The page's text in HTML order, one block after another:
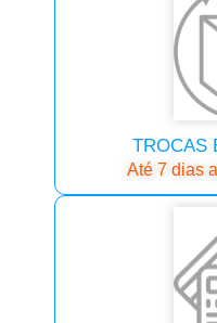
TROCAS
Até 7 dias